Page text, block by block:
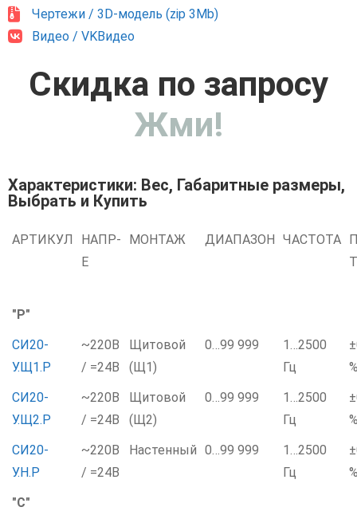
Чертежи / 3D-модель (zip 3Mb)
Видео / VKВидео
Скидка по запросу
Жми!
Характеристики: Вес, Габаритные размеры,
Выбрать и Купить
АРТИКУЛ
НАПР-
Е
МОНТАЖ ДИАПАЗОН ЧАСТОТА
"Р"
СИ20-
У.Щ1.Р
~220В
/ =24В
Щитовой
(Щ1)
0…99 999
1…2500
Гц
СИ20-
У.Щ2.Р
~220В
/ =24В
Щитовой
(Щ2)
0…99 999
1…2500
Гц
СИ20-
У.Н.Р
~220В
/ =24В
Настенный 0…99 999
1…2500
Гц
"С"